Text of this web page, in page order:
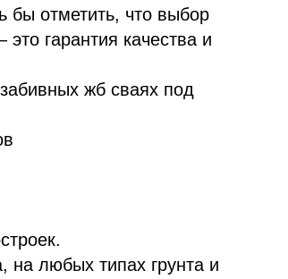
бы отметить, что выбор
гарантия качества и
жб сваях под
любых типах грунта и